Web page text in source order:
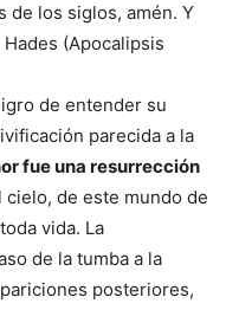
de los siglos, amén. Y
(Apocalipsis
de entender su
parecida a la
fue una resurrección
cielo, de este mundo de
vida. La
de la tumba a la
posteriores,